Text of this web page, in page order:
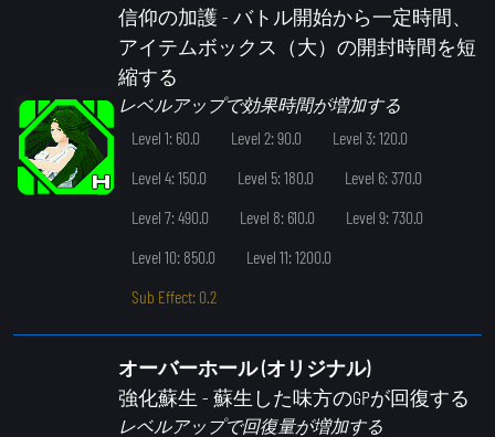
信仰の加護 - バトル開始から一定時間、
アイテムボックス（大）の開封時間を短
縮する
レベルアップで効果時間が増加する
Level 1: 60.0
Level 2: 90.0
Level 3: 120.0
Level 4: 150.0
Level 5: 180.0
Level 6: 370.0
Level 7: 490.0
Level 8: 610.0
Level 9: 730.0
Level 10: 850.0
Level 11: 1200.0
Sub Effect: 0.2
オーバーホール (オリジナル)
強化蘇生 - 蘇生した味方のGPが回復する
レベルアップで回復量が増加する